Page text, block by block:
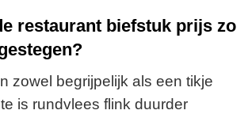
restaurant biefstuk prijs zo
zowel begrijpelijk als een tikje
is rundvlees flink duurder